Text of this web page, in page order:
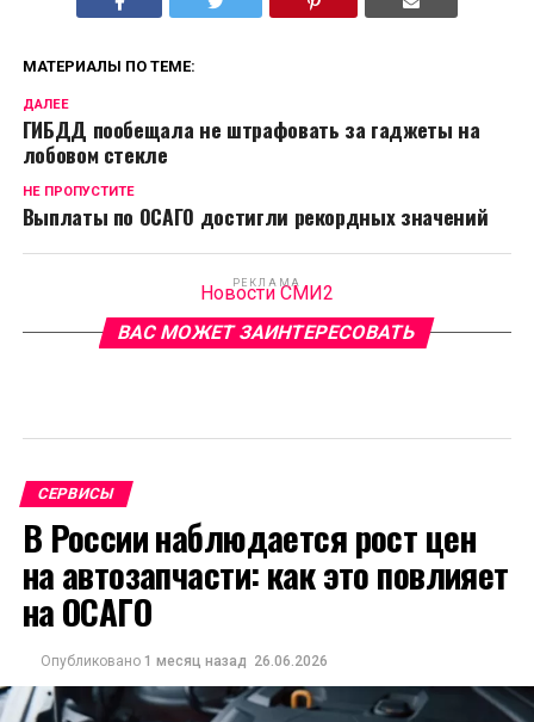
МАТЕРИАЛЫ ПО ТЕМЕ:
ДАЛЕЕ
ГИБДД пообещала не штрафовать за гаджеты на
лобовом стекле
НЕ ПРОПУСТИТЕ
Выплаты по ОСАГО достигли рекордных значений
РЕКЛАМА
Новости СМИ2
ВАС МОЖЕТ ЗАИНТЕРЕСОВАТЬ
СЕРВИСЫ
В России наблюдается рост цен
на автозапчасти: как это повлияет
на ОСАГО
Опубликовано 1 месяц назад 26.06.2026